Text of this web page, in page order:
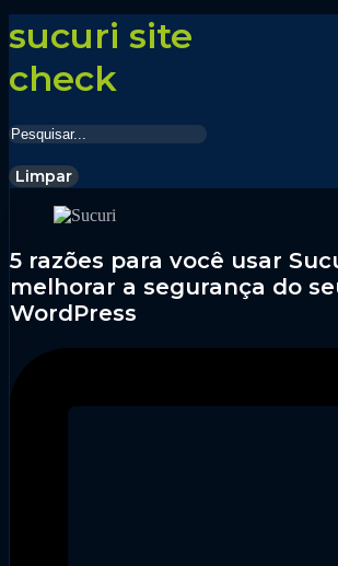
sucuri site
check
Limpar
5 razões para você usar
melhorar a segurança do
WordPress